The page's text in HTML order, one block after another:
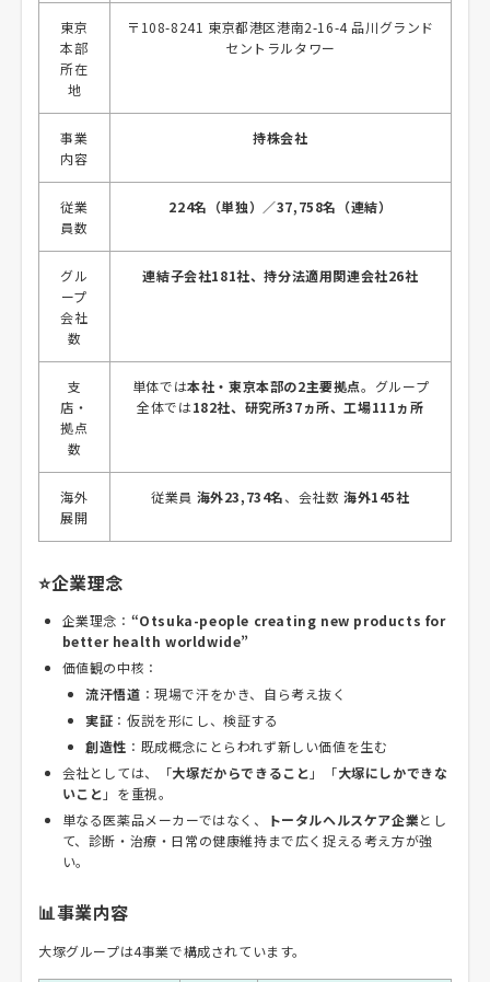
東京
本部
所在
地
〒108-8241 東京都港区港南2-16-4 品川グランド
セントラルタワー
事業
内容
持株会社
従業
員数
224名（単独）／37,758名（連結）
グル
ープ
会社
数
連結子会社181社、持分法適用関連会社26社
支
店・
拠点
数
単体では本社・東京本部の2主要拠点。グループ
全体では182社、研究所37ヵ所、工場111ヵ所
海外
展開
従業員 海外23,734名、会社数海外145社
⭐企業理念
企業理念： “Otsuka-people creating new products for
better health worldwide”
価値観の中核：
流汗悟道 ：現場で汗をかき、自ら考え抜く
実証 ：仮説を形にし、検証する
創造性 ：既成概念にとらわれず新しい価値を生む
会社としては、「大塚だからできること 」「大塚にしかできな
いこと 」を重視。
単なる医薬品メーカーではなく、
トータルヘルスケア企業とし
て、診断・治療・日常の健康維持まで広く捉える考え方が強
い。
📊事業内容
大塚グループは4事業で構成されています。